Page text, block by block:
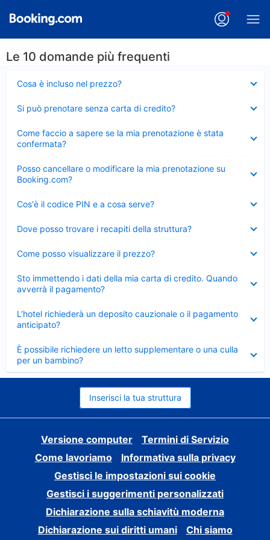
Le 10 domande più frequenti
Cosa è incluso nel prezzo?
chiuso
Si può prenotare senza carta di credito?
chiuso
Come faccio a sapere se la mia prenotazione è stata
confermata?
chiuso
Posso cancellare o modificare la mia prenotazione su
Booking.com?
chiuso
Cos'è il codice PIN e a cosa serve?
chiuso
Dove posso trovare i recapiti della struttura?
chiuso
Come posso visualizzare il prezzo?
chiuso
Sto immettendo i dati della mia carta di credito. Quando
avverrà il pagamento?
chiuso
L’hotel richiederà un deposito cauzionale o il pagamento
anticipato?
chiuso
È possibile richiedere un letto supplementare o una culla
per un bambino?
Elemento
chiuso
Inserisci la tua struttura
Versione computer
Termini di Servizio
Come lavoriamo
Informativa sulla privacy
Gestisci le impostazioni sui cookie
Gestisci i suggerimenti personalizzati
Dichiarazione sulla schiavitù moderna
Dichiarazione sui diritti umani
Chi siamo